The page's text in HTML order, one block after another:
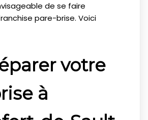
de se faire
pare-brise. Voici
votre
à